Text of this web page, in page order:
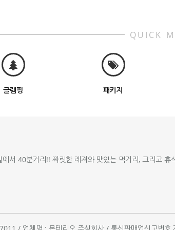
QUICK
글램핑 패키지
서 40분거리!! 짜릿한 레져와 맛있는 먹거리, 그리고 휴